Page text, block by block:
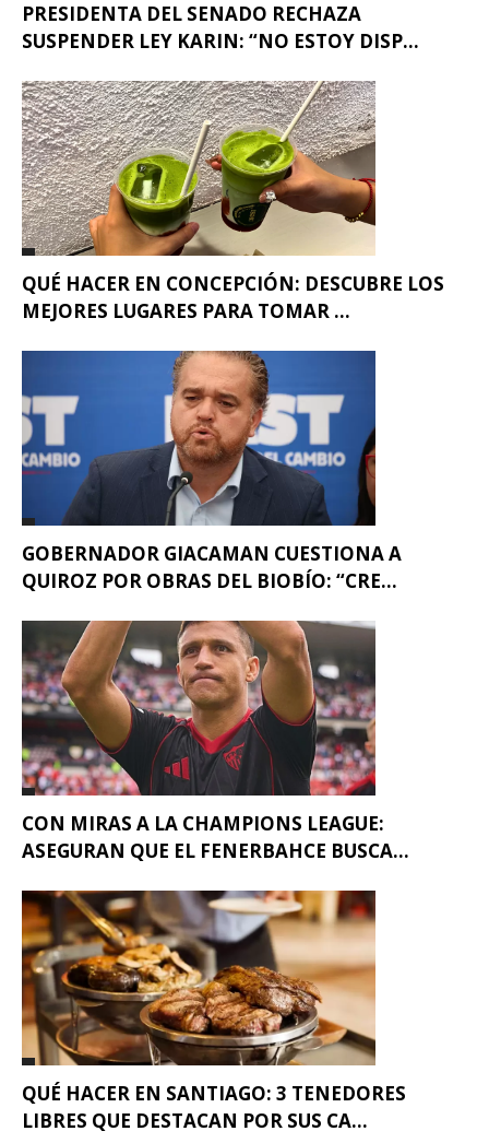
PRESIDENTA DEL SENADO RECHAZA
SUSPENDER LEY KARIN: “NO ESTOY DISP...
QUÉ HACER EN CONCEPCIÓN: DESCUBRE LOS
MEJORES LUGARES PARA TOMAR ...
GOBERNADOR GIACAMAN CUESTIONA A
QUIROZ POR OBRAS DEL BIOBÍO: “CRE...
CON MIRAS A LA CHAMPIONS LEAGUE:
ASEGURAN QUE EL FENERBAHCE BUSCA...
QUÉ HACER EN SANTIAGO: 3 TENEDORES
LIBRES QUE DESTACAN POR SUS CA...